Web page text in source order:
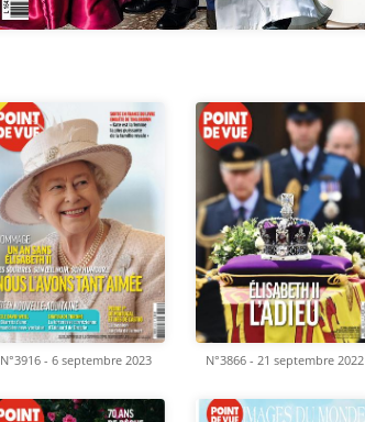
N°3916 - 6 septembre 2023 N°3866 - 21 septembre 2022